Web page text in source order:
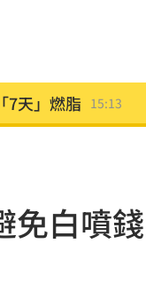
7天」燃脂 15:13
台積電
主動放手 15:02
購過程
免白噴